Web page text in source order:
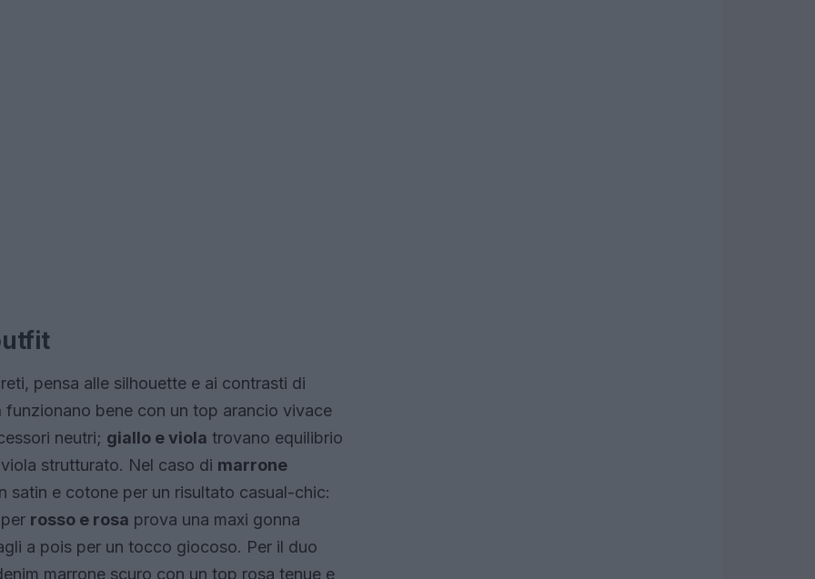
pensa alle silhouette e ai contrasti di
funzionano bene con un top arancio vivace
neutri; giallo e viola trovano equilibrio
strutturato. Nel caso di marrone
satin e cotone per un risultato casual-chic:
rosso e rosa prova una maxi gonna
a pois per un tocco giocoso. Per il duo
marrone scuro con un top rosa tenue e